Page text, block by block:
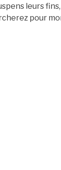
leurs
pour